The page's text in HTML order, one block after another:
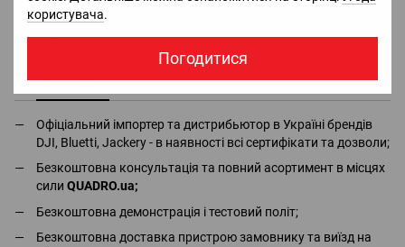
користувача.
Погодитися
= 22 Рейтинг ослаблення (SNR): 32 дБ Термін служби батареї:
100 год Тип батареї: AA
Доставка Оплата Гарантія Повернення
Офіціальний імпортер та дистрибьютор в Україні брендів
DJI, Bluetti, Jackery - в наявності всі сертифікати та дозволи;
Безкоштовна консультація та повний асортимент в місцях
сили QUADRO.ua;
Безкоштовна демонстрація і тестовий політ;
Безкоштовна доставка пристрою замовнику та виїзд на